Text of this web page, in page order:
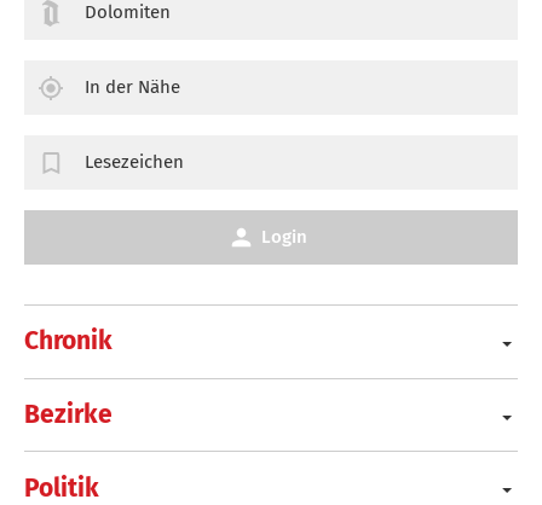
Chronik
Bezirke
Politik
Dolomiten
In der Nähe
Lesezeichen
Login